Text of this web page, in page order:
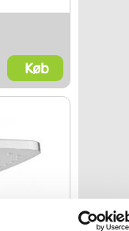
Køb